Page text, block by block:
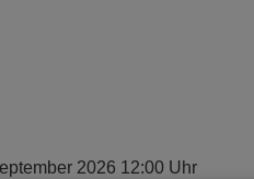
2026 12:00 Uhr